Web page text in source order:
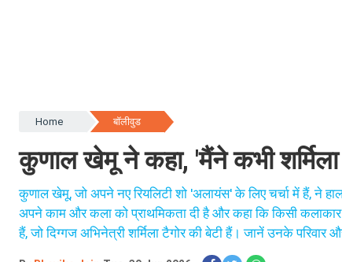
Home बॉलीवुड
कुणाल खेमू ने कहा, 'मैंने कभी शर्मिला
कुणाल खेमू, जो अपने नए रियलिटी शो 'अलायंस' के लिए चर्चा में हैं, ने हाल
अपने काम और कला को प्राथमिकता दी है और कहा कि किसी
हैं, जो दिग्गज अभिनेत्री शर्मिला टैगोर की बेटी हैं। जानें उनके परिवार